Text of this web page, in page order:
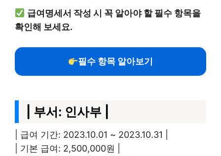
급여명세서 작성 시 꼭 알아야 할 필수 항목을
확인해 보세요.
필수 항목 알아보기
| 부서: 인사부 |
| 급여 기간: 2023.10.01 ~ 2023.10.31 |
| 기본 급여: 2,500,000원 |